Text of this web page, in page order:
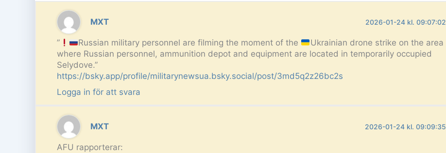
MXT 2026-01-24 kl. 09:07:02
” Russian military personnel are filming the moment of the
Ukrainian drone strike on the area
where Russian personnel, ammunition depot and equipment are located in temporarily occupied
Selydove.”
https://bsky.app/profile/militarynewsua.bsky.social/post/3md5q2z26bc2s
Logga in för att svara
MXT 2026-01-24 kl. 09:09:35
AFU rapporterar: